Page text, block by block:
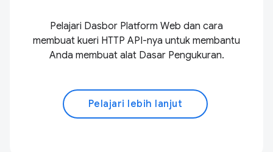
Pelajari Dasbor Platform Web dan cara
membuat kueri HTTP API-nya untuk membantu
Anda membuat alat Dasar Pengukuran.
Pelajari lebih lanjut